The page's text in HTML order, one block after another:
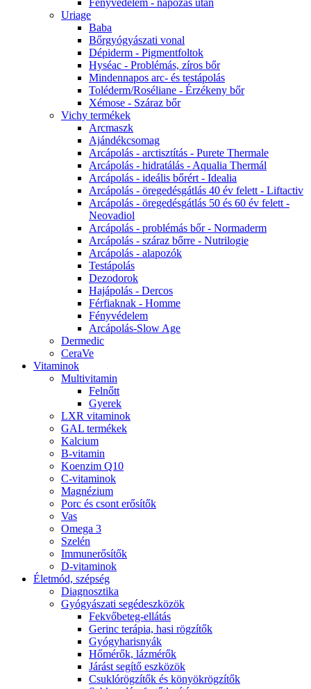
Fényvédelem - napozás után
Uriage
Baba
Bőrgyógyászati vonal
Dépiderm - Pigmentfoltok
Hyséac - Problémás, zíros bőr
Mindennapos arc- és testápolás
Toléderm/Roséliane - Érzékeny bőr
Xémose - Száraz bőr
Vichy termékek
Arcmaszk
Ajándékcsomag
Arcápolás - arctisztítás - Purete Thermale
Arcápolás - hidratálás - Aqualia Thermál
Arcápolás - ideális bőrért - Idealia
Arcápolás - öregedésgátlás 40 év felett - Liftactiv
Arcápolás - öregedésgátlás 50 és 60 év felett -
Neovadiol
Arcápolás - problémás bőr - Normaderm
Arcápolás - száraz bőrre - Nutrilogie
Arcápolás - alapozók
Testápolás
Dezodorok
Hajápolás - Dercos
Férfiaknak - Homme
Fényvédelem
Arcápolás-Slow Age
Dermedic
CeraVe
Vitaminok
Multivitamin
Felnőtt
Gyerek
LXR vitaminok
GAL termékek
Kalcium
B-vitamin
Koenzim Q10
C-vitaminok
Magnézium
Porc és csont erősítők
Vas
Omega 3
Szelén
Immunerősítők
D-vitaminok
Életmód, szépség
Diagnosztika
Gyógyászati segédeszközök
Fekvőbeteg-ellátás
Gerinc terápia, hasi rögzítők
Gyógyharisnyák
Hőmérők, lázmérők
Járást segítő eszközök
Csuklórögzítők és könyökrögzítők